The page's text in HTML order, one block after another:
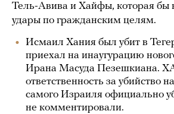
Тель-Авива и Хайфы, которая бы
удары по гражданским целям.
Исмаил Хания был убит в
приехал на инаугурацию
Ирана Масуда Пезешкиана.
ответственность за убийство
самого Израиля официально
не комментировали.